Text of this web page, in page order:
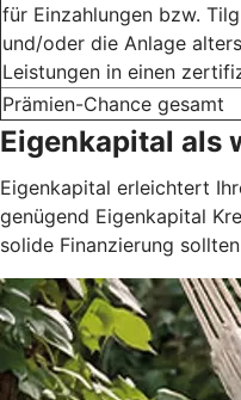
für Einzahlungen bzw.
und/oder die Anlage
Leistungen in einen
Prämien-Chance gesamt
Eigenkapital als
Eigenkapital erleichtert
genügend Eigenkapital
solide Finanzierung